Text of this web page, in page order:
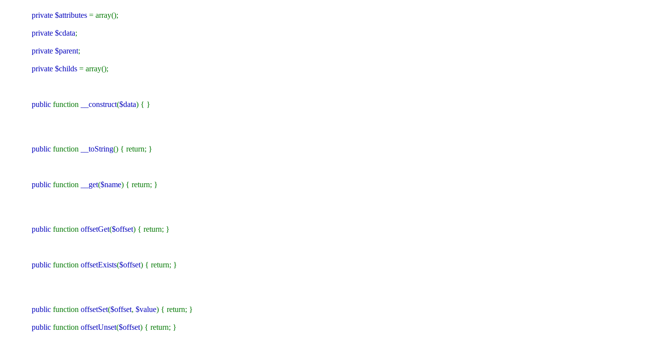
private $attributes = array();
private $cdata;
private $parent;
private $childs = array();
public function __construct($data) { }
public function __toString() { return; }
public function __get($name) { return; }
public function offsetGet($offset) { return; }
public function offsetExists($offset) { return; }
public function offsetSet($offset, $value) { return; }
public function offsetUnset($offset) { return; }